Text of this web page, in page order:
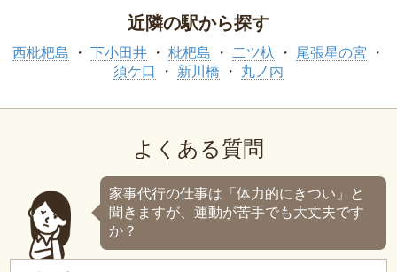
近隣の駅から探す
西枇杷島 下小田井 枇杷島 二ツ杁
尾張星の宮
須ケ口
新川橋 丸ノ内
よくある質問
家事代行の仕事は「体力的にきつい」と
聞きますが、運動が苦手でも大丈夫です
か？